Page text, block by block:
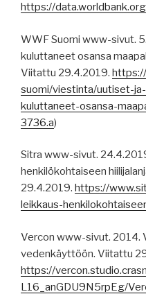
https://
WWF Suomi www-sivut.
kuluttaneet osansa
Viitattu 29.4.2019.
suomi/viestinta/uutiset-
kuluttaneet-osansa-
3736.a)
Sitra www-sivut.
henkilökohtaiseen
29.4.2019. https://
leikkaus-
Vercon www-sivut. 2014.
vedenkäyttöön. Viitattu
https://
L16_anGDU9N5rpEg/